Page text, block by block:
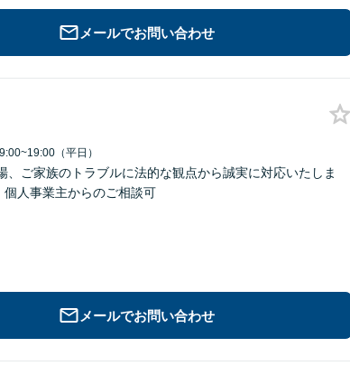
メールでお問い合わせ
（平日）
ご家族のトラブルに法的な観点から誠実に対応いたしま
人事業主からのご相談可
メールでお問い合わせ